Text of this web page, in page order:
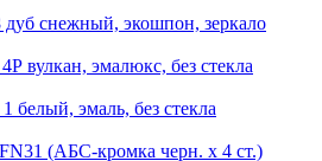
снежный, экошпон, зеркало
вулкан, эмалюкс, без стекла
белый, эмаль, без стекла
(АБС-кромка черн. х 4 ст.)